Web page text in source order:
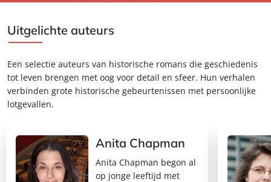
Uitgelichte auteurs
Een selectie auteurs van historische romans die geschiedenis
tot leven brengen met oog voor detail en sfeer. Hun verhalen
verbinden grote historische gebeurtenissen met persoonlijke
lotgevallen.
Anita Chapman
Anita Chapman begon al
op jonge leeftijd met